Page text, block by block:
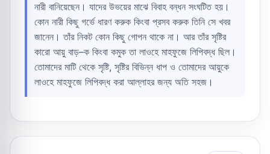
নারী বানিয়েছেন। যাদের উভয়ের মাঝে বিবাহ বন্ধন সংঘটিত হয়।
কোন নারী কিছু গর্ভে ধারণ করুক কিংবা প্রসব করুক তিনি সে খবর
জানেন। তাঁর নিকট কোন কিছু গোপন থাকে না। আর তাঁর সৃষ্টির
কারো আয়ু বাড়–ক কিংবা কমুক তা লাওহে মাহফুজে লিপিবদ্ধ ছিল।
তোমাদের মাটি থেকে সৃষ্টি, সৃষ্টির বিভিন্ন ধাপ ও তোমাদের আয়ুকে
লাওহে মাহফুজে লিপিবদ্ধ করা আল্লাহর জন্য অতি সহজ।